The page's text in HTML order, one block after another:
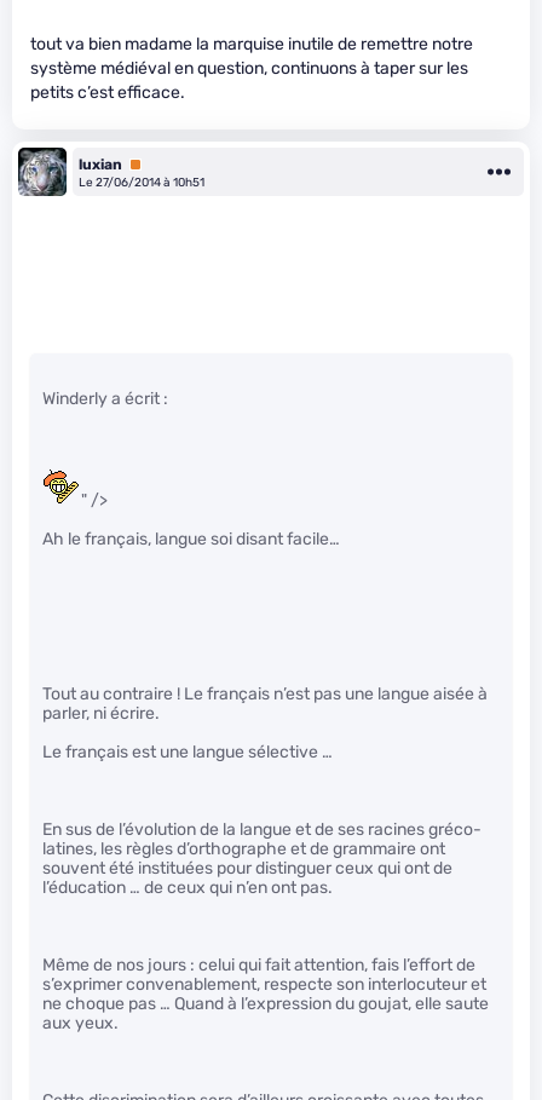
tout va bien madame la marquise inutile de remettre notre
système médiéval en question, continuons à taper sur les
petits c’est efficace.
luxian
Premium
Le 27/06/2014 à 10h51
Winderly a écrit :
" />
Ah le français, langue soi disant facile…
Tout au contraire ! Le français n’est pas une langue aisée à
parler, ni écrire.
Le français est une langue sélective …
En sus de l’évolution de la langue et de ses racines gréco-
latines, les règles d’orthographe et de grammaire ont
souvent été instituées pour distinguer ceux qui ont de
l’éducation … de ceux qui n’en ont pas.
Même de nos jours : celui qui fait attention, fais l’effort de
s’exprimer convenablement, respecte son interlocuteur et
ne choque pas … Quand à l’expression du goujat, elle saute
aux yeux.